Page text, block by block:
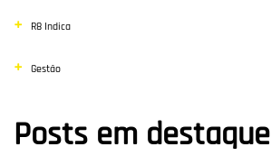
R8 Indica
Gestão
Posts em destaque